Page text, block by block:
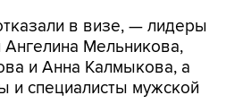
в визе, — лидеры
Мельникова,
и Анна Калмыкова, а
и специалисты мужской